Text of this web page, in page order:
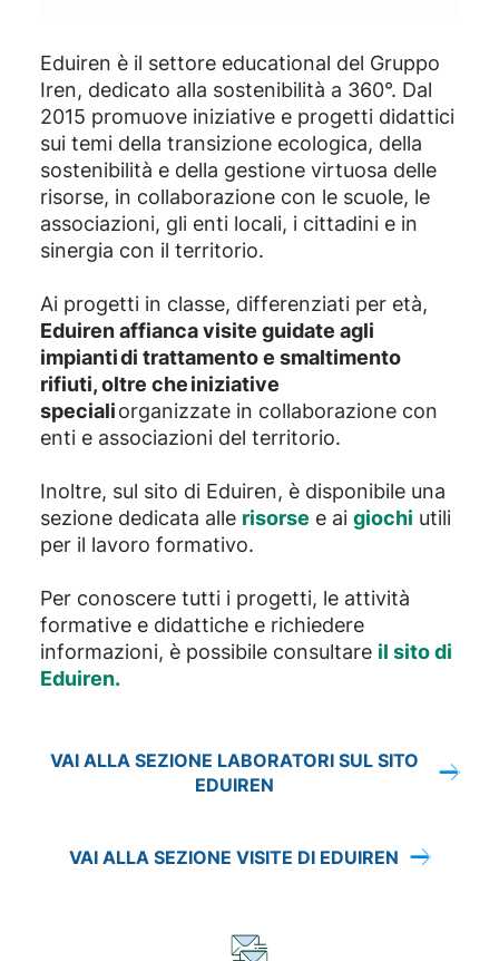
Eduiren è il settore educational del Gruppo
Iren, dedicato alla sostenibilità a 360°. Dal
2015 promuove iniziative e progetti didattici
sui temi della transizione ecologica, della
sostenibilità e della gestione virtuosa delle
risorse, in collaborazione con le scuole, le
associazioni, gli enti locali, i cittadini e in
sinergia con il territorio.
Ai progetti in classe, differenziati per età,
Eduiren affianca visite guidate agli
impianti di trattamento e smaltimento
rifiuti, oltre che iniziative
specialiorganizzate in collaborazione con
enti e associazioni del territorio.
Inoltre, sul sito di Eduiren, è disponibile una
sezione dedicata alle risorse e ai giochi utili
per il lavoro formativo.
Per conoscere tutti i progetti, le attività
formative e didattiche e richiedere
informazioni, è possibile consultare il sito di
Eduiren.
VAI ALLA SEZIONE LABORATORI SUL SITO
EDUIREN
VAI ALLA SEZIONE VISITE DI EDUIREN